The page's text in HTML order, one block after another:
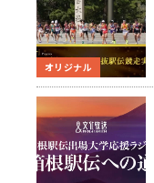
オリジナル